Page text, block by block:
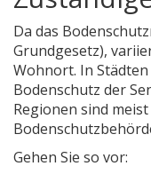
Da das
Grundgesetz),
Wohnort. In
Bodenschutz der
Regionen sind
Gehen Sie so vor: